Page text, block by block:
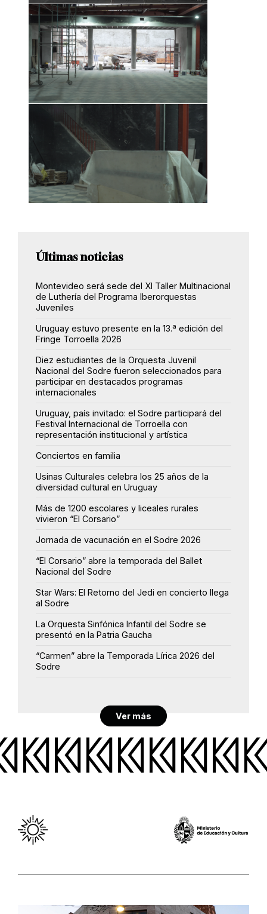
Últimas noticias
Montevideo será sede del XI Taller Multinacional
de Luthería del Programa Iberorquestas
Juveniles
Uruguay estuvo presente en la 13.ª edición del
Fringe Torroella 2026
Diez estudiantes de la Orquesta Juvenil
Nacional del Sodre fueron seleccionados para
participar en destacados programas
internacionales
Uruguay, país invitado: el Sodre participará del
Festival Internacional de Torroella con
representación institucional y artística
Conciertos en familia
Usinas Culturales celebra los 25 años de la
diversidad cultural en Uruguay
Más de 1200 escolares y liceales rurales
vivieron “El Corsario”
Jornada de vacunación en el Sodre 2026
“El Corsario” abre la temporada del Ballet
Nacional del Sodre
Star Wars: El Retorno del Jedi en concierto llega
al Sodre
La Orquesta Sinfónica Infantil del Sodre se
presentó en la Patria Gaucha
“Carmen” abre la Temporada Lírica 2026 del
Sodre
Ver más